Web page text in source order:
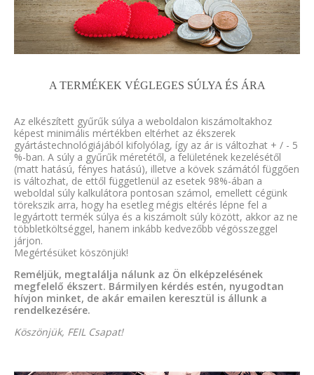
A TERMÉKEK VÉGLEGES SÚLYA ÉS ÁRA
Az elkészített gyűrűk súlya a weboldalon kiszámoltakhoz
képest minimális mértékben eltérhet az ékszerek
gyártástechnológiájából kifolyólag, így az ár is változhat + / - 5
%-ban. A súly a gyűrűk méretétől, a felületének kezelésétől
(matt hatású, fényes hatású), illetve a kövek számától függően
is változhat, de ettől függetlenül az esetek 98%-ában a
weboldal súly kalkulátora pontosan számol, emellett cégünk
törekszik arra, hogy ha esetleg mégis eltérés lépne fel a
legyártott termék súlya és a kiszámolt súly között, akkor az ne
többletköltséggel, hanem inkább kedvezőbb végösszeggel
járjon.
Megértésüket köszönjük!
Reméljük, megtalálja nálunk az Ön elképzelésének
megfelelő ékszert. Bármilyen kérdés estén, nyugodtan
hívjon minket, de akár emailen keresztül is állunk a
rendelkezésére.
Köszönjük, FEIL Csapat!